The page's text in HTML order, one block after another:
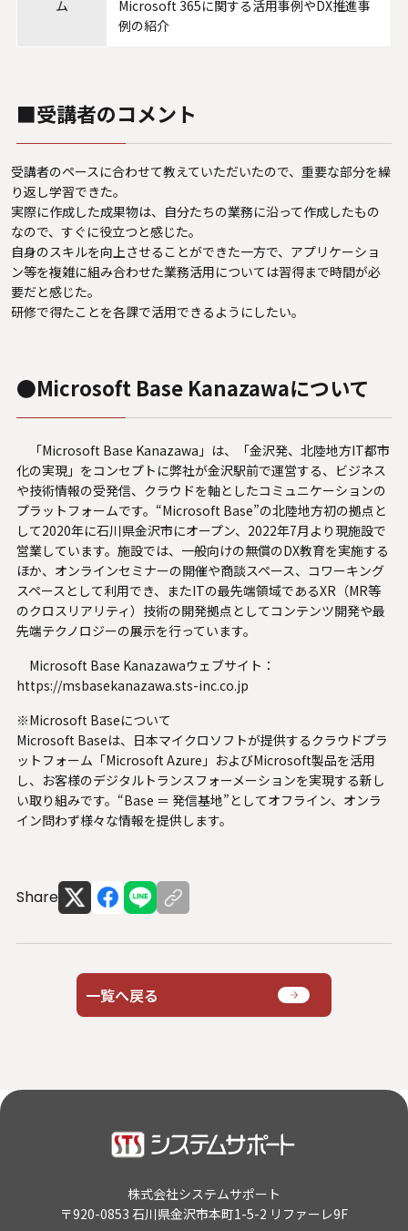
ム
Microsoft 365に関する活用事例やDX推進事
例の紹介
■受講者のコメント
受講者のペースに合わせて教えていただいたので、重要な部分を繰
り返し学習できた。
実際に作成した成果物は、自分たちの業務に沿って作成したもの
なので、すぐに役立つと感じた。
自身のスキルを向上させることができた一方で、アプリケーショ
ン等を複雑に組み合わせた業務活用については習得まで時間が必
要だと感じた。
研修で得たことを各課で活用できるようにしたい。
●Microsoft Base Kanazawaについて
「Microsoft Base Kanazawa」は、「金沢発、北陸地方IT都市
化の実現」をコンセプトに弊社が金沢駅前で運営する、ビジネス
や技術情報の受発信、クラウドを軸としたコミュニケーションの
プラットフォームです。“Microsoft Base”の北陸地方初の拠点と
して2020年に石川県金沢市にオープン、2022年7月より現施設で
営業しています。施設では、一般向けの無償のDX教育を実施する
ほか、オンラインセミナーの開催や商談スペース、コワーキング
スペースとして利用でき、またITの最先端領域であるXR（MR等
のクロスリアリティ）技術の開発拠点としてコンテンツ開発や最
先端テクノロジーの展示を行っています。
Microsoft Base Kanazawaウェブサイト：
https://msbasekanazawa.sts-inc.co.jp
※Microsoft Baseについて
Microsoft Baseは、日本マイクロソフトが提供するクラウドプラ
ットフォーム「Microsoft Azure」およびMicrosoft製品を活用
し、お客様のデジタルトランスフォーメーションを実現する新し
い取り組みです。“Base ＝ 発信基地”としてオフライン、オンラ
イン問わず様々な情報を提供します。
Share
一覧へ戻る
株式会社システムサポート
〒920-0853 石川県金沢市本町1-5-2 リファーレ9F